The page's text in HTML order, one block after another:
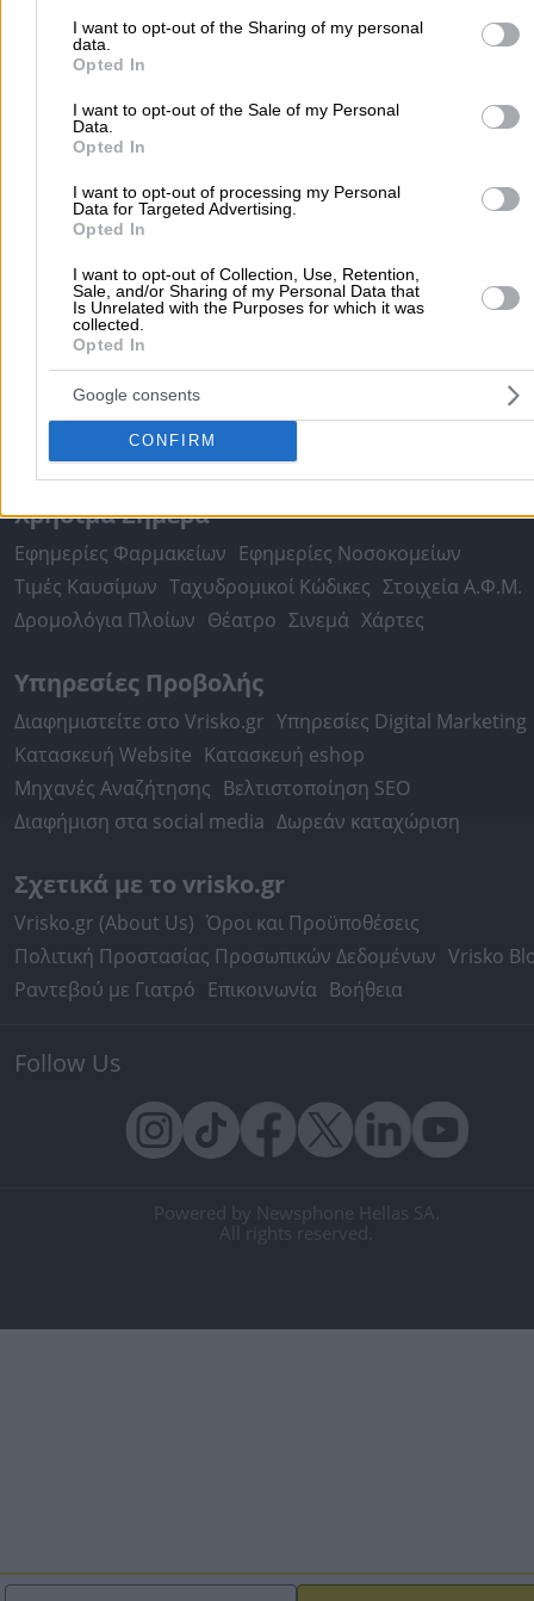
to Google and its third-party tags to use your data for below
purposes in below Google consent section.
I want to opt-out of the Sharing of my personal
data.
Opted In
I want to opt-out of the Sale of my Personal
Data.
Opted In
I want to opt-out of processing my Personal
Data for Targeted Advertising.
Opted In
I want to opt-out of Collection, Use, Retention,
Sale, and/or Sharing of my Personal Data that
Is Unrelated with the Purposes for which it was
collected.
Opted In
Google consents
CONFIRM
ΜΟΝΟΠΡΟΣΩΠΗ ΕΠΕ
Μετακομίσεις & Μεταφορές Κλειδιά & Κλειδαριές
Ψυχολόγοι
Παιδικοί Σταθμοί
Συνεργεία Αυτοκινήτων
Υδραυλικοί - Υδραυλικές Εγκαταστάσεις
Τοπική Αναζήτηση
Θεσσαλονίκη
Περιστέρι Καβάλα Τρίπολη
Ρόδος
Πειραιάς Κέρκυρα Χανιά Καλαμάτα
περισσότερα >>
Χρήσιμα Σήμερα
Εφημερίες Φαρμακείων Εφημερίες Νοσοκομείων
Τιμές Καυσίμων Ταχυδρομικοί Κώδικες Στοιχεία Α.Φ.Μ.
Δρομολόγια Πλοίων Θέατρο Σινεμά Χάρτες
Υπηρεσίες Προβολής
Διαφημιστείτε στο Vrisko.gr Υπηρεσίες Digital Marketing
Κατασκευή Website Κατασκευή eshop
Μηχανές Αναζήτησης Βελτιστοποίηση SEO
Διαφήμιση στα social media Δωρεάν καταχώριση
Σχετικά με το vrisko.gr
Vrisko.gr (About Us) Όροι και Προϋποθέσεις
Πολιτική Προστασίας Προσωπικών Δεδομένων Vrisko
Ραντεβού με Γιατρό Επικοινωνία Βοήθεια
Follow Us
Powered by Newsphone Hellas SA.
All rights reserved.